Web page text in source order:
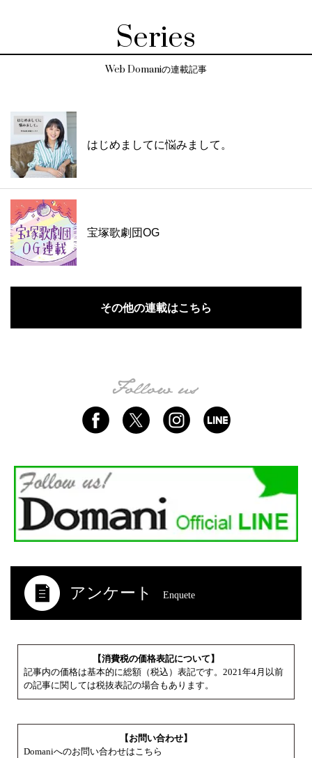
Series
Web Domaniの連載記事
はじめましてに悩みまして。
宝塚歌劇団OG
その他の連載はこちら
アンケート Enquete
【消費税の価格表記について】
記事内の価格は基本的に総額（税込）表記です。2021年4月以前
の記事に関しては税抜表記の場合もあります。
【お問い合わせ】
Domaniへのお問い合わせはこちら